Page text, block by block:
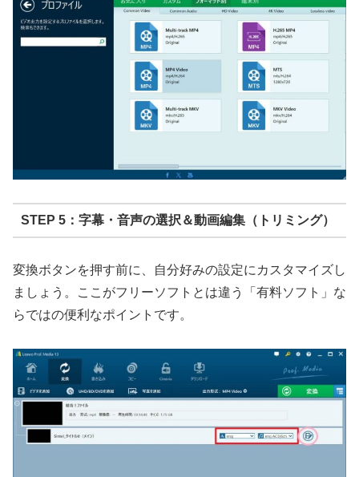
STEP 5：字幕・音声の選択＆動画編集（トリミング）
変換ボタンを押す前に、自分好みの設定にカスタマイズし
ましょう。ここがフリーソフトとは違う「有料ソフト」な
らではの便利なポイントです。